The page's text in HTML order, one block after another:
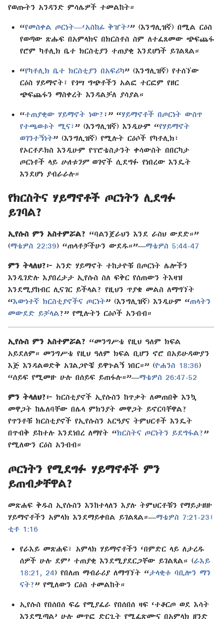
የወጡትን አንዳንድ ምሳሌዎች ተመልከት።
“የመስቀል ጦርነት—‘አስከፊ ቅዠት’” (እንግሊዝኛ) በሚል ርዕስ
የወጣው ጽሑፍ በአምላክና በክርስቶስ ስም ለተፈጸመው ጭፍጨፋ
የሮም ካቶሊክ ቤተ ክርስቲያን ተጠያቂ እንደሆነች ይገልጻል።
“የካቶሊክ ቤተ ክርስቲያን በአፍሪካ” (እንግሊዝኛ) የተሰኘው
ርዕስ ሃይማኖት፣ የጎሣ ግጭቶችን አልፎ ተርፎም የዘር
ጭፍጨፋን ማስቀረት እንዳልቻለ ያሳያል።
“ተጠያቂው ሃይማኖት ነው? ፣” “ሃይማኖቶች በጦርነት ውስጥ
የተጫወቱት ሚና፣” (እንግሊዝኛ) እንዲሁም “የሃይማኖት
ወገንተኝነት” (እንግሊዝኛ) የሚሉት ርዕሶች የካቶሊክ፣
የኦርቶዶክስ እንዲሁም የፕሮቴስታንት ቀሳውስት በበርካታ
ጦርነቶች ላይ ሁለቱንምወገኖች ሲደግፉ የነበረው እንዴት
እንደሆነ ያብራራሉ።
የክርስትና ሃይማኖቶች ጦርነትን ሊደግፉ
ይገባል?
ኢየሱስ ምን አስተምሯል? “ባልንጀራህን እንደ ራስህ ውደድ።”
(ማቴዎስ 22:39) “ጠላቶቻችሁን ውደዱ።”—ማቴዎስ 5:44-47
ምን ትላለህ?፦ አንድ ሃይማኖት ተከታዮቹ በጦርነት ሌሎችን
እንዲገድሉ እያበረታታ ኢየሱስ ስለ ፍቅር የሰጠውን ትእዛዝ
እንደሚያከብር ሊናገር ይችላል? የዚህን ጥያቄ መልስ ለማግኘት
“እውነተኛ ክርስቲያኖችና ጦርነት” (እንግሊዝኛ) እንዲሁም “ጠላትን
መውደድ ይቻላል?” የሚሉትን ርዕሶች አንብብ።
ኢየሱስ ምን አስተምሯል? “መንግሥቴ የዚህ ዓለም ክፍል
አይደለም። መንግሥቴ የዚህ ዓለም ክፍል ቢሆን ኖሮ በአይሁዳውያን
እጅ እንዳልወድቅ አገልጋዮቼ ይዋጉልኝ ነበር።” (ዮሐንስ 18:36)
“ሰይፍ የሚመዙ ሁሉ በሰይፍ ይጠፋሉ።”—ማቴዎስ 26:47-52
ምን ትላለህ?፦ ክርስቲያኖች ኢየሱስን ከጥቃት ለመጠበቅ እንኳ
መዋጋት ከሌለባቸው በሌላ ምክንያት መዋጋት ይኖርባቸዋል?
የጥንቶቹ ክርስቲያኖች የኢየሱስን አርዓያና ትምህርቶች እንዴት
በጥብቅ ይከተሉ እንደነበረ ለማየት “ክርስትና ጦርነትን ይደግፋል?”
የሚለውን ርዕስ አንብብ።
ጦርነትን የሚደግፉ ሃይማኖቶች ምን
ይጠብቃቸዋል?
መጽሐፍ ቅዱስ ኢየሱስን እንከተላለን እያሉ ትምህርቶቹን የማይታዘዙ
ሃይማኖቶችን አምላክ እንደማይቀበል ይገልጻል።—ማቴዎስ 7:21-23፤
ቲቶ 1:16
የራእይ መጽሐፍ፣ አምላክ ሃይማኖቶችን ‘በምድር ላይ ለታረዱ
ሰዎች ሁሉ ደም’ ተጠያቂ እንደሚያደርጋቸው ይገልጻል። (ራእይ
18:21,
24) የበለጠ ማብራሪያ ለማግኘት “ታላቂቱ ባቢሎን ማን
ናት?” የሚለውን ርዕስ ተመልከት።
ኢየሱስ የበሰበሰ ፍሬ የሚያፈራ የበሰበሰ ዛፍ ‘ተቆርጦ ወደ እሳት
እንደሚጣል’ ሁሉ መጥፎ ድርጊት የሚፈጽሙና በአምላክ ዘንድ